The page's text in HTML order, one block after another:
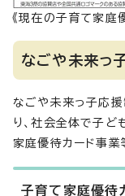
《現在の子育て家庭優
なごや未来っ
なごや未来っ子応援
り、社会全体で子ど
家庭優待カード事業
子育て家庭優待